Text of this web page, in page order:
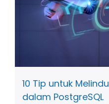
10 Tip untuk
dalam PostgreSQL